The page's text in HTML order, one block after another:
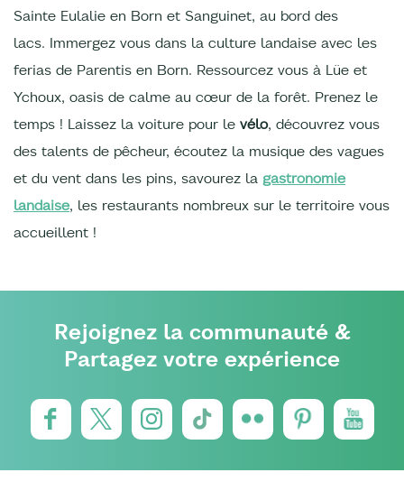
Sainte Eulalie en Born et Sanguinet, au bord des
lacs. Immergez vous dans la culture landaise avec les
ferias de Parentis en Born. Ressourcez vous à Lüe et
Ychoux, oasis de calme au cœur de la forêt. Prenez le
temps ! Laissez la voiture pour le vélo, découvrez vous
des talents de pêcheur, écoutez la musique des vagues
et du vent dans les pins, savourez la gastronomie
landaise, les restaurants nombreux sur le territoire vous
accueillent !
Rejoignez la communauté &
Partagez votre expérience